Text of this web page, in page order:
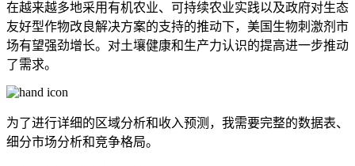
在越来越多地采用有机农业、可持续农业实践以及政府对生态
友好型作物改良解决方案的支持的推动下，美国生物刺激剂市
场有望强劲增长。对土壤健康和生产力认识的提高进一步推动
了需求。
为了进行详细的区域分析和收入预测，我需要完整的数据表、
细分市场分析和竞争格局。